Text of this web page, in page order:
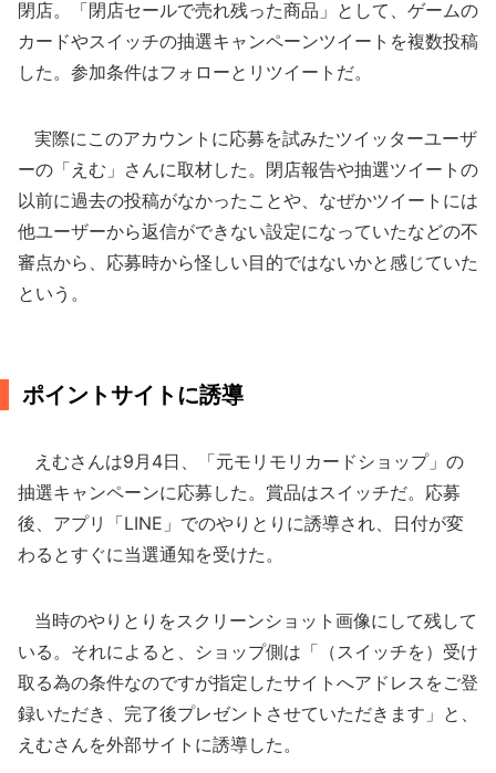
閉店。「閉店セールで売れ残った商品」として、ゲームの
カードやスイッチの抽選キャンペーンツイートを複数投稿
した。参加条件はフォローとリツイートだ。
実際にこのアカウントに応募を試みたツイッターユーザ
ーの「えむ」さんに取材した。閉店報告や抽選ツイートの
以前に過去の投稿がなかったことや、なぜかツイートには
他ユーザーから返信ができない設定になっていたなどの不
審点から、応募時から怪しい目的ではないかと感じていた
という。
ポイントサイトに誘導
えむさんは9月4日、「元モリモリカードショップ」の
抽選キャンペーンに応募した。賞品はスイッチだ。応募
後、アプリ「LINE」でのやりとりに誘導され、日付が変
わるとすぐに当選通知を受けた。
当時のやりとりをスクリーンショット画像にして残して
いる。それによると、ショップ側は「（スイッチを）受け
取る為の条件なのですが指定したサイトへアドレスをご登
録いただき、完了後プレゼントさせていただきます」と、
えむさんを外部サイトに誘導した。